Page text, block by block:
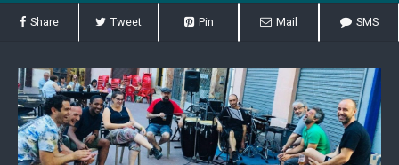
Share Tweet Pin Mail SMS